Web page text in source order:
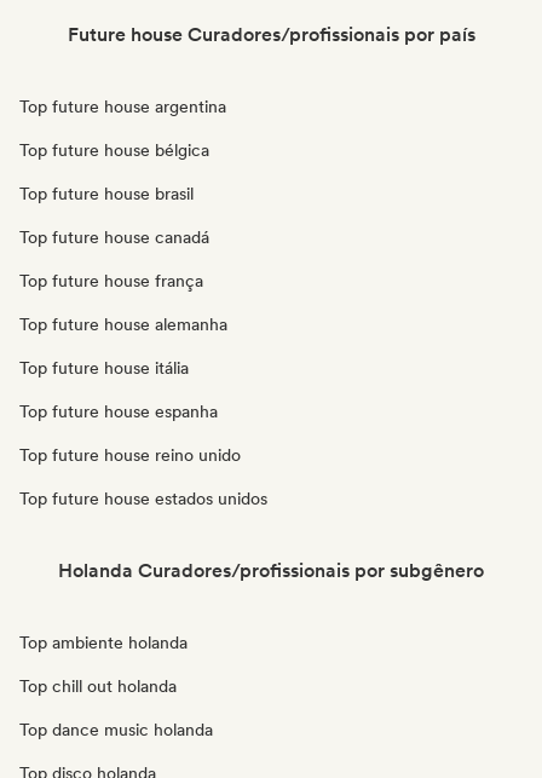
Future house Curadores/profissionais por país
Top future house argentina
Top future house bélgica
Top future house brasil
Top future house canadá
Top future house frança
Top future house alemanha
Top future house itália
Top future house espanha
Top future house reino unido
Top future house estados unidos
Holanda Curadores/profissionais por subgênero
Top ambiente holanda
Top chill out holanda
Top dance music holanda
Top disco holanda